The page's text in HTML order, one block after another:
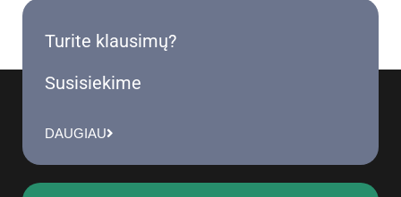
Turite klausimų?
Susisiekime
DAUGIAU